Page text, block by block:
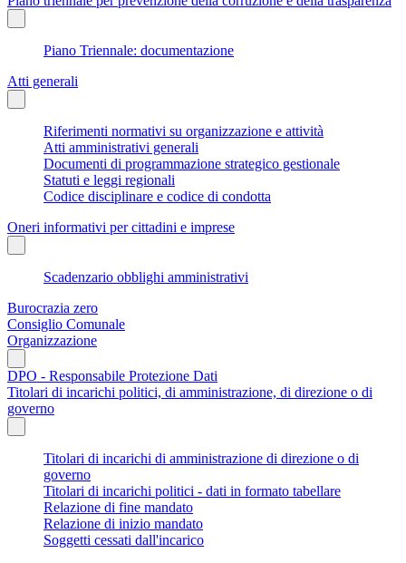
Piano Triennale: documentazione
Atti generali
Riferimenti normativi su organizzazione e attività
Atti amministrativi generali
Documenti di programmazione strategico gestionale
Statuti e leggi regionali
Codice disciplinare e codice di condotta
Oneri informativi per cittadini e imprese
Scadenzario obblighi amministrativi
Burocrazia zero
Consiglio Comunale
Organizzazione
DPO - Responsabile Protezione Dati
Titolari di incarichi politici, di amministrazione, di direzione o di
governo
Titolari di incarichi di amministrazione di direzione o di
governo
Titolari di incarichi politici - dati in formato tabellare
Relazione di fine mandato
Relazione di inizio mandato
Soggetti cessati dall'incarico